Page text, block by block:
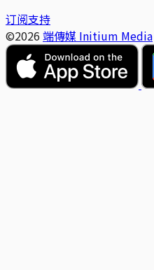
订阅支持
©2026 端傳媒 Initium Media